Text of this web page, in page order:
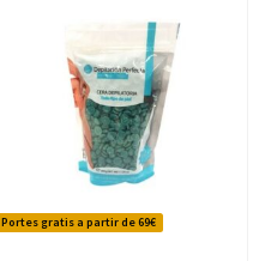
Portes gratis a partir de 69€